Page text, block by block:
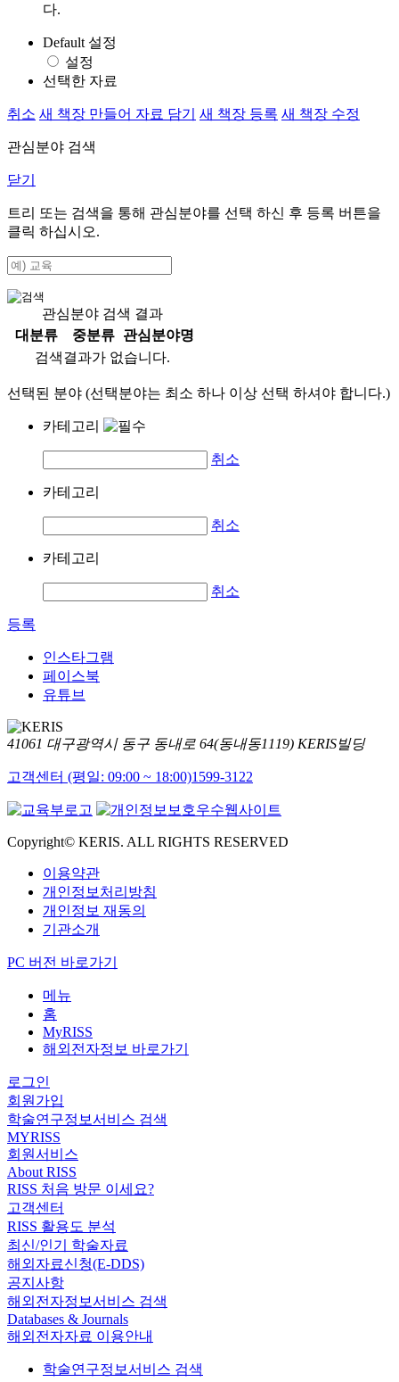
다.
Default 설정
설정
선택한 자료
취소 새 책장 만들어 자료 담기 새 책장 등록 새 책장 수정
관심분야 검색
닫기
트리 또는 검색을 통해 관심분야를 선택 하신 후 등록 버튼을
클릭 하십시오.
관심분야 검색 결과
대분류
중분류
관심분야명
검색결과가 없습니다.
선택된 분야 (선택분야는 최소 하나 이상 선택 하셔야 합니다.)
카테고리
취소
카테고리
취소
카테고리
취소
등록
인스타그램
페이스북
유튜브
41061 대구광역시 동구 동내로 64(동내동1119) KERIS빌딩
고객센터 (평일: 09:00 ~ 18:00)1599-3122
Copyright© KERIS. ALL RIGHTS RESERVED
이용약관
개인정보처리방침
개인정보 재동의
기관소개
PC 버전 바로가기
메뉴
홈
MyRISS
해외전자정보 바로가기
로그인
회원가입
학술연구정보서비스 검색
MYRISS
회원서비스
About RISS
RISS 처음 방문 이세요?
고객센터
RISS 활용도 분석
최신/인기 학술자료
해외자료신청(E-DDS)
공지사항
해외전자정보서비스 검색
Databases & Journals
해외전자자료 이용안내
학술연구정보서비스 검색